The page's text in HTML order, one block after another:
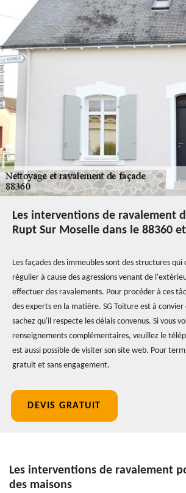
Les interventions de ravalement
Rupt Sur Moselle dans le 88360
Les façades des immeubles sont des structures
régulier à cause des agressions venant de
effectuer des ravalements. Pour procéder à ces
des experts en la matière. SG Toiture est à
sachez qu'il respecte les délais convenus. Si vous
renseignements complémentaires, veuillez le
est aussi possible de visiter son site web. Pour
gratuit et sans engagement.
DEVIS GRATUIT
Les interventions de ravalement
des maisons